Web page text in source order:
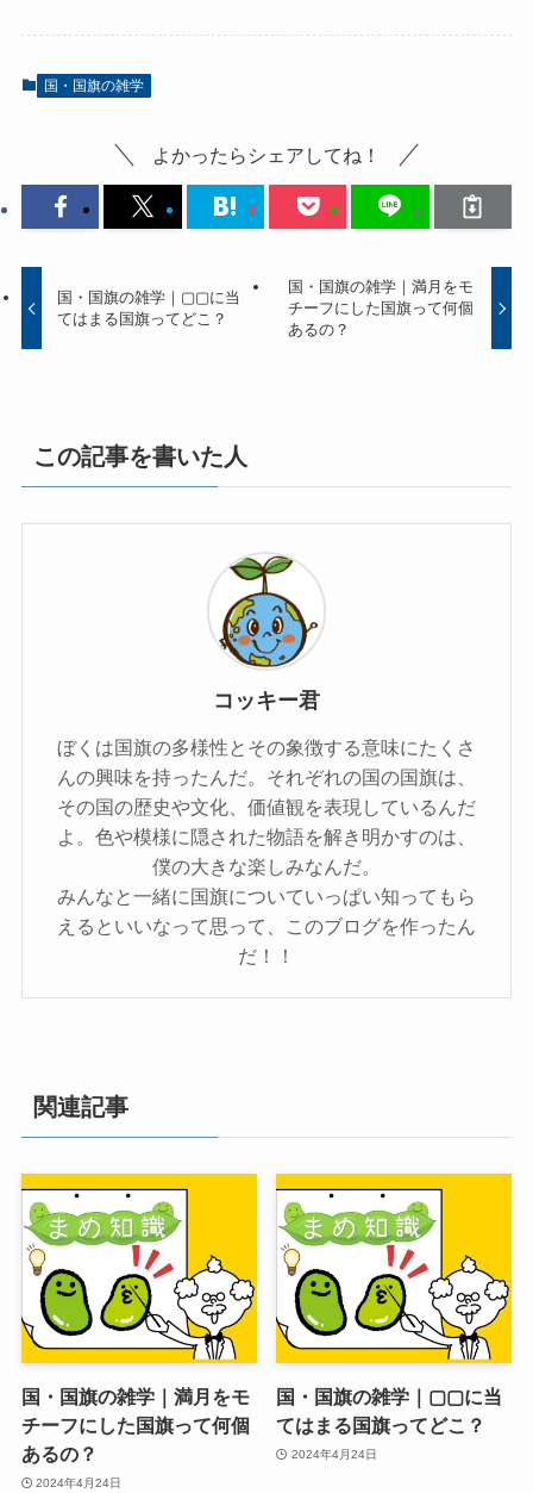
国・国旗の雑学
よかったらシェアしてね！
国・国旗の雑学｜▢▢に当
てはまる国旗ってどこ？
国・国旗の雑学｜満月をモ
チーフにした国旗って何個
あるの？
この記事を書いた人
コッキー君
ぼくは国旗の多様性とその象徴する意味にたくさ
んの興味を持ったんだ。それぞれの国の国旗は、
その国の歴史や文化、価値観を表現しているんだ
よ。色や模様に隠された物語を解き明かすのは、
僕の大きな楽しみなんだ。
みんなと一緒に国旗についていっぱい知ってもら
えるといいなって思って、このブログを作ったん
だ！！
関連記事
国・国旗の雑学｜満月をモ
チーフにした国旗って何個
あるの？
2024年4月24日
国・国旗の雑学｜▢▢に当
てはまる国旗ってどこ？
2024年4月24日